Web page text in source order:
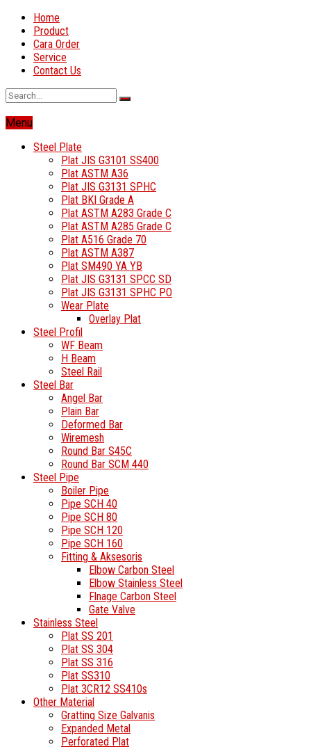
Home
Product
Cara Order
Service
Contact Us
Menu
Steel Plate
Plat JIS G3101 SS400
Plat ASTM A36
Plat JIS G3131 SPHC
Plat BKI Grade A
Plat ASTM A283 Grade C
Plat ASTM A285 Grade C
Plat A516 Grade 70
Plat ASTM A387
Plat SM490 YA YB
Plat JIS G3131 SPCC SD
Plat JIS G3131 SPHC PO
Wear Plate
Overlay Plat
Steel Profil
WF Beam
H Beam
Steel Rail
Steel Bar
Angel Bar
Plain Bar
Deformed Bar
Wiremesh
Round Bar S45C
Round Bar SCM 440
Steel Pipe
Boiler Pipe
Pipe SCH 40
Pipe SCH 80
Pipe SCH 120
Pipe SCH 160
Fitting & Aksesoris
Elbow Carbon Steel
Elbow Stainless Steel
Flnage Carbon Steel
Gate Valve
Stainless Steel
Plat SS 201
Plat SS 304
Plat SS 316
Plat SS310
Plat 3CR12 SS410s
Other Material
Gratting Size Galvanis
Expanded Metal
Perforated Plat